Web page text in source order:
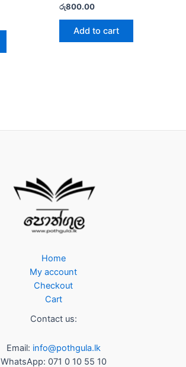
Rated
0
out
රු800.00
Add to cart
Home
My account
Checkout
Cart
Contact us:
Email: info@pothgula.lk
WhatsApp: 071 0 10 55 10